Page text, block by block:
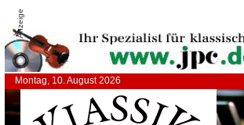
Anzeige
Montag, 10. August 2026